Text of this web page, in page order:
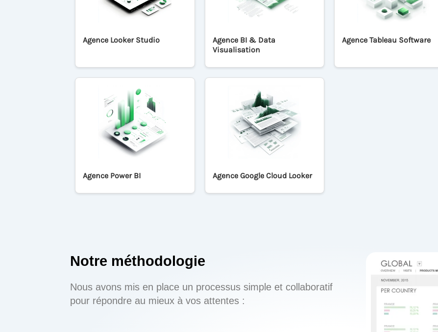
Agence Looker Studio
Agence BI & Data
Visualisation
Agence Tableau Software
Agence Power BI Agence Google Cloud Looker
Notre méthodologie
Nous avons mis en place un processus simple et collaboratif
pour répondre au mieux à vos attentes :